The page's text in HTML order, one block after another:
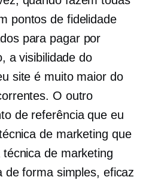
pontos de fidelidade
para pagar por
a visibilidade do
site é muito maior do
O outro
de referência que eu
de marketing que
de marketing
de forma simples, eficaz